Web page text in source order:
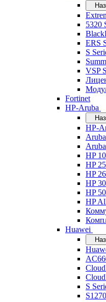
5320
ERS
S
VSP
Fortinet
HP-Aruba
HP-
HP
HP
HP
HP
HP
HP
Huawei
S